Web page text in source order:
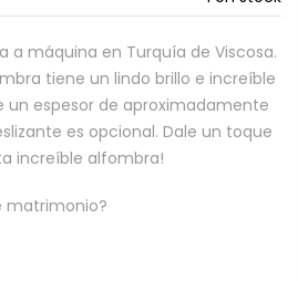
a máquina en Turquía de Viscosa.
tiene un lindo brillo e increíble
un espesor de aproximadamente
es opcional. Dale un toque
increíble alfombra!
matrimonio?